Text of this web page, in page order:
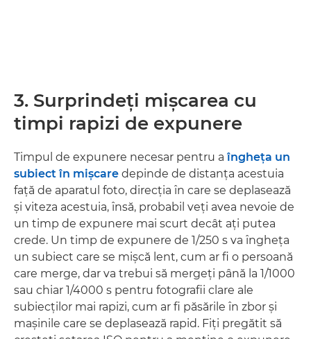
3. Surprindeţi mişcarea cu
timpi rapizi de expunere
Timpul de expunere necesar pentru a îngheţa un
subiect în mişcare depinde de distanţa acestuia
faţă de aparatul foto, direcţia în care se deplasează
şi viteza acestuia, însă, probabil veţi avea nevoie de
un timp de expunere mai scurt decât aţi putea
crede. Un timp de expunere de 1/250 s va îngheţa
un subiect care se mişcă lent, cum ar fi o persoană
care merge, dar va trebui să mergeţi până la 1/1000
sau chiar 1/4000 s pentru fotografii clare ale
subiecţilor mai rapizi, cum ar fi păsările în zbor şi
maşinile care se deplasează rapid. Fiţi pregătit să